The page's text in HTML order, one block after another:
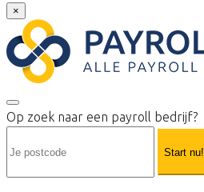
×
Op zoek naar een payroll bedrijf?
Start nu!